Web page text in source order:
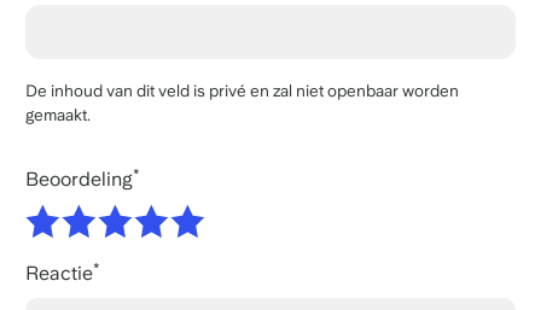
De inhoud van dit veld is privé en zal niet openbaar worden
gemaakt.
Beoordeling
Reactie